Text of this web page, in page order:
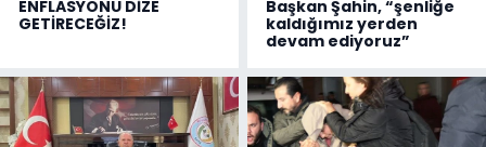
ENFLASYONU DİZE
GETİRECEĞİZ!
Başkan Şahin, “şenliğe
kaldığımız yerden
devam ediyoruz”